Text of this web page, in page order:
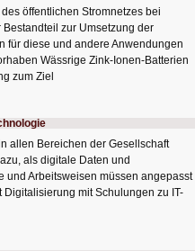
öffentlichen Stromnetzes bei
zur Umsetzung der
für diese und andere Anwendungen
Wässrige Zink-Ionen-Batterien
zum Ziel
allen Bereichen der Gesellschaft
als digitale Daten und
und Arbeitsweisen müssen angepasst
mit Schulungen zu IT-